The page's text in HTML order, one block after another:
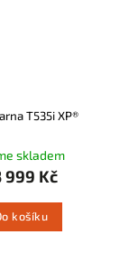
T535i XP®
skladem
999 Kč
košíku